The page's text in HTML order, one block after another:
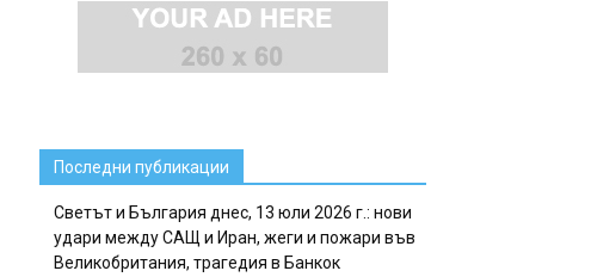
Последни публикации
Светът и България днес, 13 юли 2026 г.: нови
удари между САЩ и Иран, жеги и пожари във
Великобритания, трагедия в Банкок